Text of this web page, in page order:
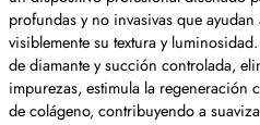
profundas y no invasivas que
visiblemente su textura y
de diamante y succión controlada,
impurezas, estimula la regeneración
de colágeno, contribuyendo a